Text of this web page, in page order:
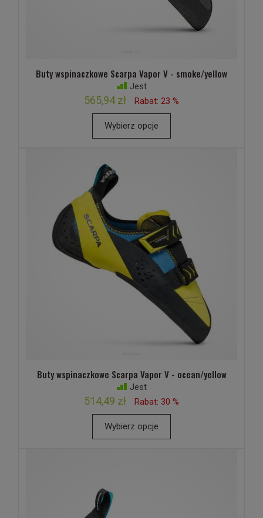
Buty wspinaczkowe Scarpa Vapor V - smoke/yellow
Jest
565,94 zł Rabat: 23 %
Wybierz opcje
Buty wspinaczkowe Scarpa Vapor V - ocean/yellow
Jest
514,49 zł Rabat: 30 %
Wybierz opcje